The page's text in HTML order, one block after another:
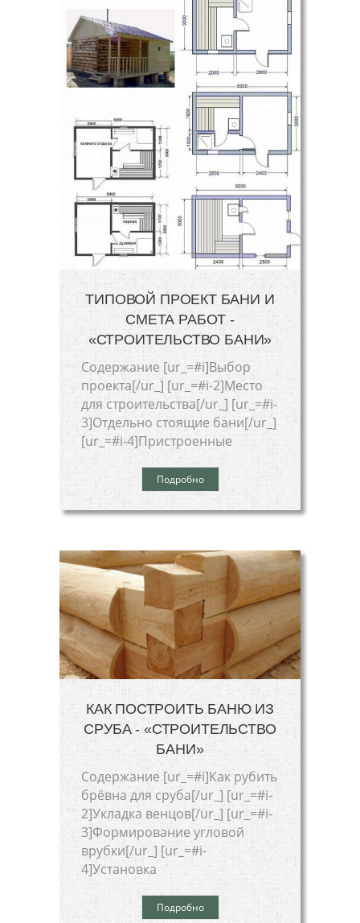
ТИПОВОЙ ПРОЕКТ БАНИ И
СМЕТА РАБОТ -
«СТРОИТЕЛЬСТВО БАНИ»
Cодержание [ur_=#i]Выбор
проекта[/ur_] [ur_=#i-2]Место
для строительства[/ur_] [ur_=#i-
3]Отдельно стоящие бани[/ur_]
[ur_=#i-4]Пристроенные
Подробно
КАК ПОСТРОИТЬ БАНЮ ИЗ
СРУБА - «СТРОИТЕЛЬСТВО
БАНИ»
Cодержание [ur_=#i]Как рубить
брёвна для сруба[/ur_] [ur_=#i-
2]Укладка венцов[/ur_] [ur_=#i-
3]Формирование угловой
врубки[/ur_] [ur_=#i-
4]Установка
Подробно